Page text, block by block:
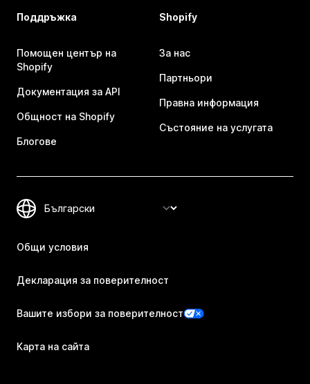
Поддръжка
Помощен център на
Shopify
Документация за API
Общност на Shopify
Блогове
Shopify
За нас
Партньори
Правна информация
Състояние на услугата
Общи условия
Декларация за поверителност
Вашите избори за поверителност
Карта на сайта